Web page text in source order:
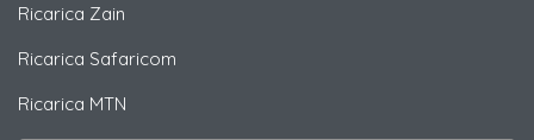
Ricarica Zain
Ricarica Safaricom
Ricarica MTN